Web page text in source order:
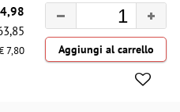
7,80